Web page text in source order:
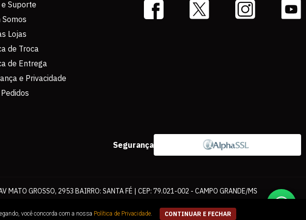
Suporte
Somos
Lojas
de Troca
de Entrega
e Privacidade
Segurança
GROSSO, 2953 BAIRRO: SANTA FÉ | CEP: 79.021-002 - CAMPO GRANDE/MS
sem nossa autorização.
você concorda com a nossa Política de Privacidade CONTINUAR E FECHAR